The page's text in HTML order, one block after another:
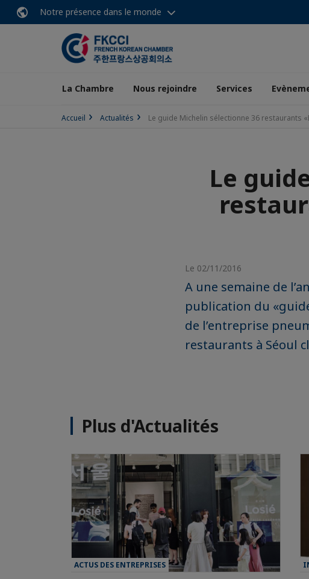
Notre présence dans le monde
La Chambre Nous rejoindre Services
Accueil Actualités Le guide Michelin sélectionne 36 restaurants
Le
Le 02/11/2016
A une semaine de
publication du
de l’entreprise
restaurants à Séoul
Plus d'Actualités
ACTUS DES ENTREPRISES